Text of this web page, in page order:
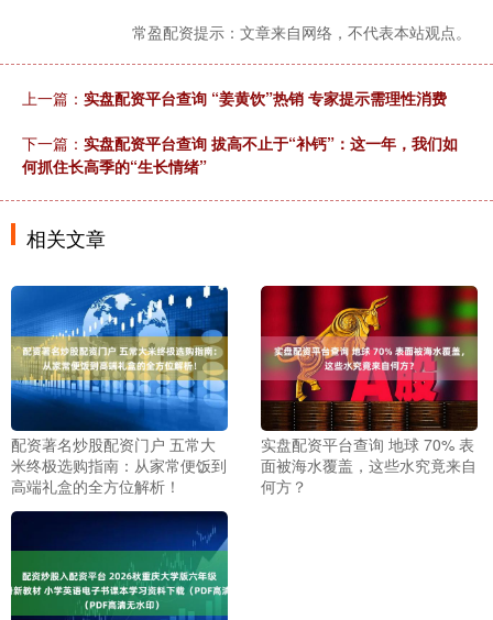
常盈配资提示：文章来自网络，不代表本站观点。
上一篇： 实盘配资平台查询 “姜黄饮”热销 专家提示需理性消费
下一篇： 实盘配资平台查询 拔高不止于“补钙”：这一年，我们如
何抓住长高季的“生长情绪”
相关文章
配资著名炒股配资门户 五常大
米终极选购指南：从家常便饭到
高端礼盒的全方位解析！
实盘配资平台查询 地球 70% 表
面被海水覆盖，这些水究竟来自
何方？